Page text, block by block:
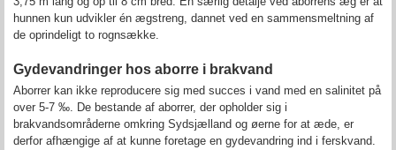
hunnen kun udvikler én ægstreng, dannet ved en sammensmeltning af
de oprindeligt to rognsække.
Gydevandringer hos aborre i brakvand
Aborrer kan ikke reproducere sig med succes i vand med en salinitet på
over 5-7 ‰. De bestande af aborrer, der opholder sig i
brakvandsområderne omkring Sydsjælland og øerne for at æde, er
derfor afhængige af at kunne foretage en gydevandring ind i ferskvand.